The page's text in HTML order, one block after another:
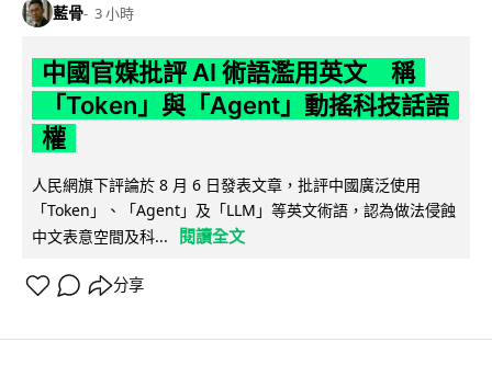
藍骨 3 小時
中國官媒批評 AI 術語濫用英文 稱
「Token」與「Agent」動搖科技話語
權
人民網旗下評論於 8 月 6 日發表文章，批評中國廣泛使用
「Token」、「Agent」及「LLM」等英文術語，認為做法侵蝕
中文表意空間及科...
閱讀全文
分享